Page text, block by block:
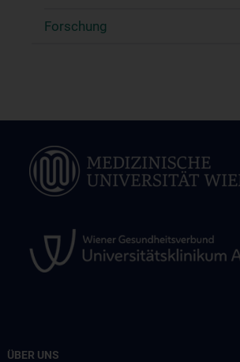
Forschung
ÜBER UNS